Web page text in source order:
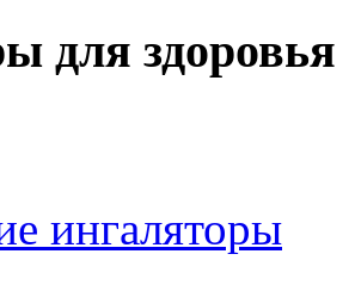
для здоровья
ингаляторы